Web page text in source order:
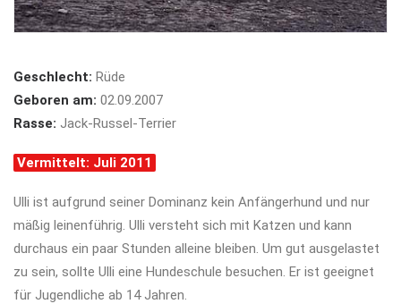
Geschlecht: Rüde
Geboren am: 02.09.2007
Rasse: Jack-Russel-Terrier
Vermittelt: Juli 2011
Ulli ist aufgrund seiner Dominanz kein Anfängerhund und nur
mäßig leinenführig. Ulli versteht sich mit Katzen und kann
durchaus ein paar Stunden alleine bleiben. Um gut ausgelastet
zu sein, sollte Ulli eine Hundeschule besuchen. Er ist geeignet
für Jugendliche ab 14 Jahren.